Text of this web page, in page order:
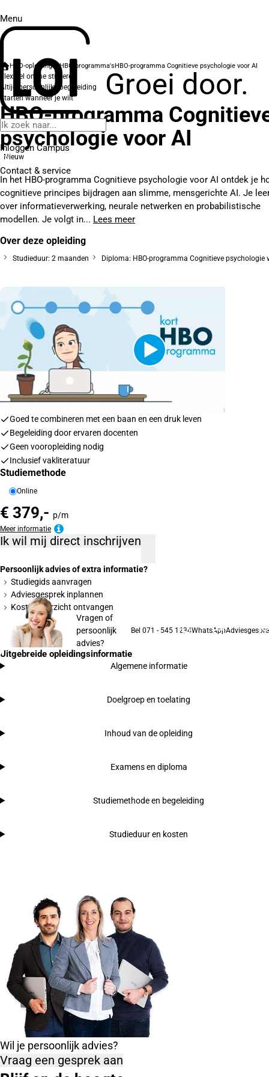
Menu
Groei door.
Inloggen Campus
Contact & service
HBO-opleidingenHBO-programma'sHBO-programma Cognitieve psychologie voor AI
Flexibel online studeren
Altijd persoonlijke begeleiding
Starten wanneer je wilt
HBO-programma
psychologie voor AI
Nieuw
In het HBO-programma Cognitieve psychologie voor AI ontdek je
cognitieve principes bijdragen aan slimme, mensgerichte AI. Je
over informatieverwerking, neurale netwerken en probabilistische
modellen. Je volgt in... Lees meer
Over deze opleiding
Studieduur: 2 maanden Diploma: HBO-programma Cognitieve psychologie
Goed te combineren met een baan en een druk leven
Begeleiding door ervaren docenten
Geen vooropleiding nodig
Inclusief vakliteratuur
Studiemethode
Online
€ 379,- p/m
Meer informatie
Ik wil mij direct inschrijven
Persoonlijk advies of extra informatie?
Studiegids aanvragen
Adviesgesprek inplannen
Kostenoverzicht ontvangen
Vragen of
persoonlijk
advies?
Bel 071 - 545 1234WhatsApp
Uitgebreide opleidingsinformatie
Algemene informatie
Doelgroep en toelating
Inhoud van de opleiding
Examens en diploma
Studiemethode en begeleiding
Studieduur en kosten
Wil je persoonlijk advies?
Vraag een gesprek aan